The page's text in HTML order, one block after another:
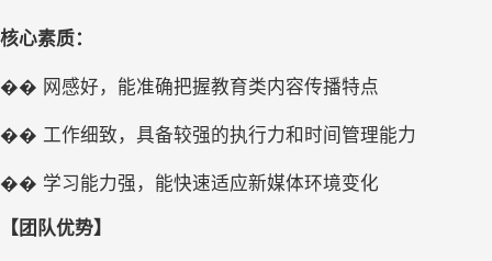
核心素质：
�� 网感好，能准确把握教育类内容传播特点
�� 工作细致，具备较强的执行力和时间管理能力
�� 学习能力强，能快速适应新媒体环境变化
【团队优势】